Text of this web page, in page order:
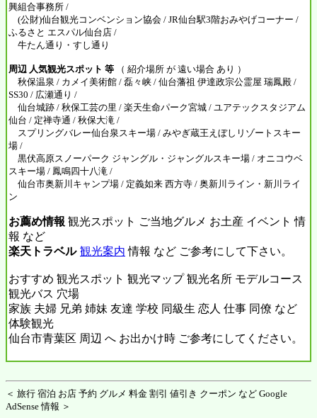
興組合事務所 /
(公財)仙台観光コンベンション協会 / JR仙台駅3階おみやげコーナー /
ふるさと エスパル仙台店 /
牛たん通り・すし通り
周辺 人気観光スポット 等 （ 紹介場所 が 遠い場合 あり ）
秋保温泉 / カメイ美術館 / 磊々峡 / 仙台藩祖 伊達政宗公霊屋 瑞鳳殿 /
SS30 / 広瀬通り /
仙台城跡 / 秋保工芸の里 / 楽天生命パーク宮城 / ユアテックスタジアム
仙台 / 定禅寺通 / 秋保大滝 /
スプリングバレー仙台泉スキー場 / みやぎ蔵王えぼしリゾートスキー
場 /
黒伏高原スノーパーク ジャングル・ジャングルスキー場 / オニコウベ
スキー場 / 鳳鳴四十八滝 /
仙台市奥新川キャンプ場 / 定義如来 西方寺 / 奥新川ライン・新川ライ
ン
お薦め情報 観光スポット ご当地グルメ お土産 イベント 情
報 など
楽天トラベル 観光案内 情報 など ご参考にして下さい。
おすすめ 観光スポット 観光マップ 観光名所 モデルコース
観光バス 穴場
家族 夫婦 兄弟 姉妹 友達 学校 同級生 恋人 仕事 同僚 など
体験観光
仙台市青葉区 周辺 へ お出かけ時 ご参考にしてください。
＜ 旅行 宿泊 お店 予約 グルメ 料金 割引 値引き クーポン など Google
AdSense 情報 ＞